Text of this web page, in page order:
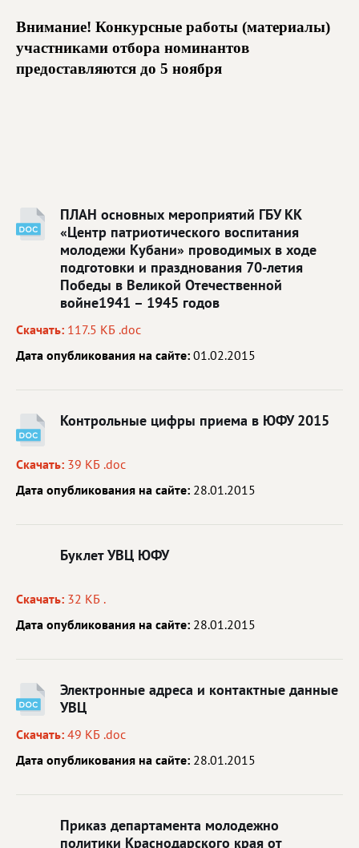
Внимание! Конкурсные работы (материалы)
участниками отбора номинантов
предоставляются до 5 ноября
ПЛАН основных мероприятий ГБУ КК
«Центр патриотического воспитания
молодежи Кубани» проводимых в ходе
подготовки и празднования 70-летия
Победы в Великой Отечественной
войне1941 – 1945 годов
Скачать: 117.5 КБ .doc
Дата опубликования на сайте: 01.02.2015
Контрольные цифры приема в ЮФУ 2015
Скачать: 39 КБ .doc
Дата опубликования на сайте: 28.01.2015
Буклет УВЦ ЮФУ
Скачать: 32 КБ .
Дата опубликования на сайте: 28.01.2015
Электронные адреса и контактные данные
УВЦ
Скачать: 49 КБ .doc
Дата опубликования на сайте: 28.01.2015
Приказ департамента молодежно
политики Краснодарского края от